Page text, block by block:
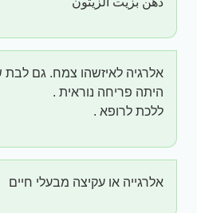
אלרגיה לאיזשהו צמח. גם לבת
היתה פריחה נוראית .
ללכת לרופא .
אלרגייה או עקיצה מבעלי חיים